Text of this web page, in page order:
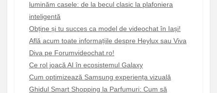
luminăm casele: de la becul clasic la plafoniera
inteligentă
Obține și tu succes ca model de videochat în Iași!
Află acum toate informațiile despre Heylux sau Viva
Diva pe Forumvideochat.ro!
Ce rol joacă AI în ecosistemul Galaxy
Cum optimizează Samsung experiența vizuală
Ghidul Smart Shopping la Parfumuri: Cum să